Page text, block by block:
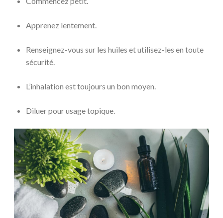
Apprenez lentement.
Renseignez-vous sur les huiles et utilisez-les en toute
sécurité.
L’inhalation est toujours un bon moyen.
Diluer pour usage topique.